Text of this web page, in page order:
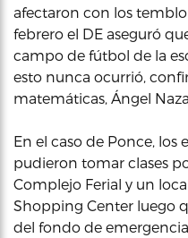
afectaron con los
febrero el DE aseguró
campo de fútbol de la
esto nunca ocurrió,
matemáticas, Ángel
En el caso de Ponce, los
pudieron tomar clases
Complejo Ferial y un
Shopping Center luego
del fondo de